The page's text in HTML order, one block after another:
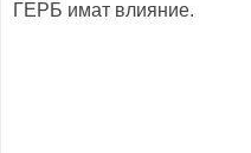
ГЕРБ имат влияние.